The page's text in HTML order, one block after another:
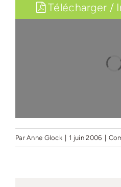
Télécharger /
ParAnne Glock 1 juin 2006